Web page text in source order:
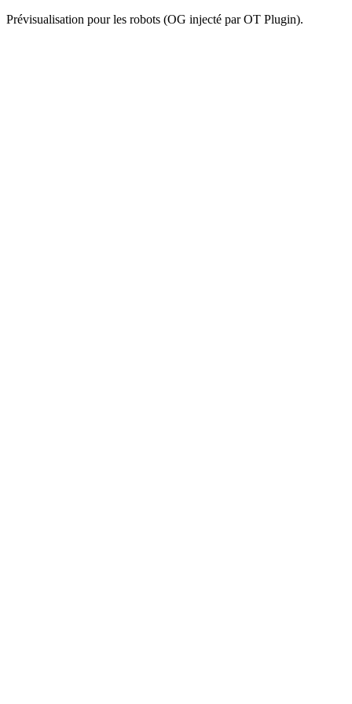
Prévisualisation pour les robots (OG injecté par OT Plugin).